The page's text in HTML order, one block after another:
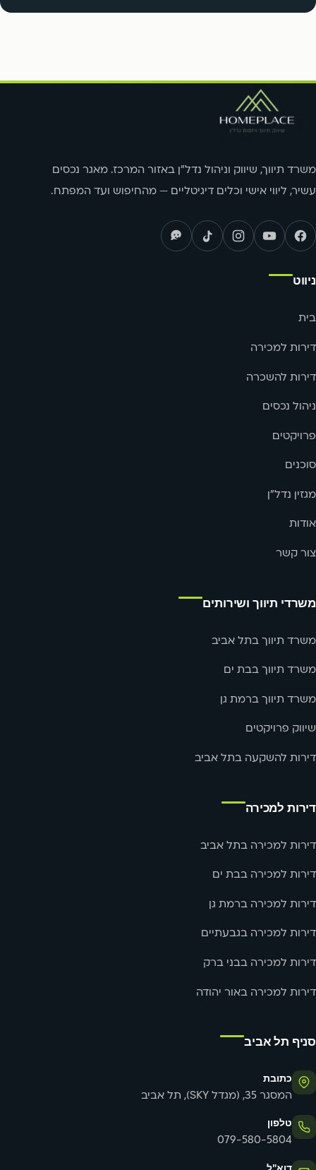
משרד תיווך, שיווק וניהול נדל"ן באזור המרכז. מאגר נכסים
עשיר, ליווי אישי וכלים דיגיטליים — מהחיפוש ועד המפתח.
ניווט
בית
דירות למכירה
דירות להשכרה
ניהול נכסים
פרויקטים
סוכנים
מגזין נדל"ן
אודות
צור קשר
משרדי תיווך ושירותים
משרד תיווך בתל אביב
משרד תיווך בבת ים
משרד תיווך ברמת גן
שיווק פרויקטים
דירות להשקעה בתל אביב
דירות למכירה
דירות למכירה בתל אביב
דירות למכירה בבת ים
דירות למכירה ברמת גן
דירות למכירה בגבעתיים
דירות למכירה בבני ברק
דירות למכירה באור יהודה
סניף תל אביב
כתובת
המסגר 35, (מגדל SKY), תל אביב
טלפון
079-580-5804
דוא"ל